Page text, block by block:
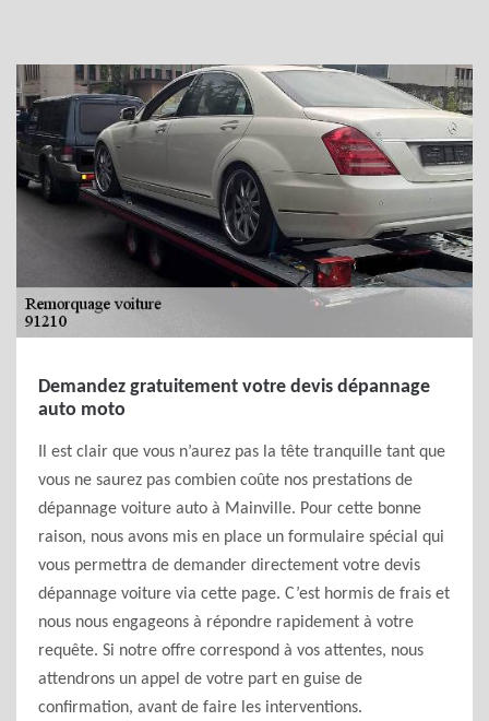
Demandez gratuitement votre devis dépannage
auto moto
Il est clair que vous n’aurez pas la tête tranquille tant que
vous ne saurez pas combien coûte nos prestations de
dépannage voiture auto à Mainville. Pour cette bonne
raison, nous avons mis en place un formulaire spécial qui
vous permettra de demander directement votre devis
dépannage voiture via cette page. C’est hormis de frais et
nous nous engageons à répondre rapidement à votre
requête. Si notre offre correspond à vos attentes, nous
attendrons un appel de votre part en guise de
confirmation, avant de faire les interventions.